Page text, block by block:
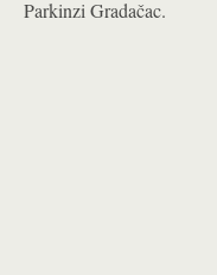
Parkinzi Gradačac.